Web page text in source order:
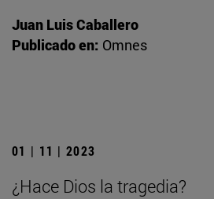
Juan Luis Caballero
Publicado en: Omnes
01 | 11 | 2023
¿Hace Dios la tragedia?